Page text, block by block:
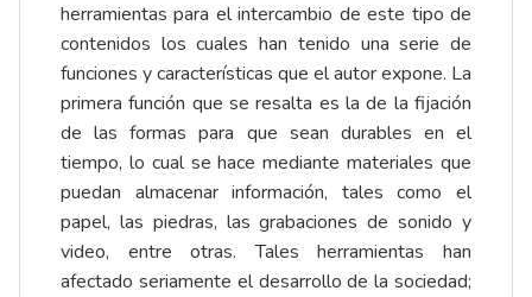
herramientas para el intercambio de este tipo de
contenidos los cuales han tenido una serie de
funciones y características que el autor expone. La
primera función que se resalta es la de la fijación
de las formas para que sean durables en el
tiempo, lo cual se hace mediante materiales que
puedan almacenar información, tales como el
papel, las piedras, las grabaciones de sonido y
video, entre otras. Tales herramientas han
afectado seriamente el desarrollo de la sociedad;